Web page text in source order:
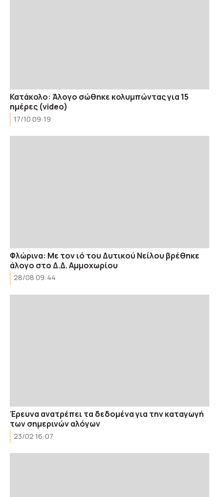
Κατάκολο: Άλογο σώθηκε κολυμπώντας για 15
ημέρες (video)
17/10 09:19
Φλώρινα: Με τον ιό του Δυτικού Νείλου βρέθηκε
άλογο στο Δ.Δ. Αμμοχωρίου
28/08 09:44
Έρευνα ανατρέπει τα δεδομένα για την καταγωγή
των σημερινών αλόγων
23/02 16:07